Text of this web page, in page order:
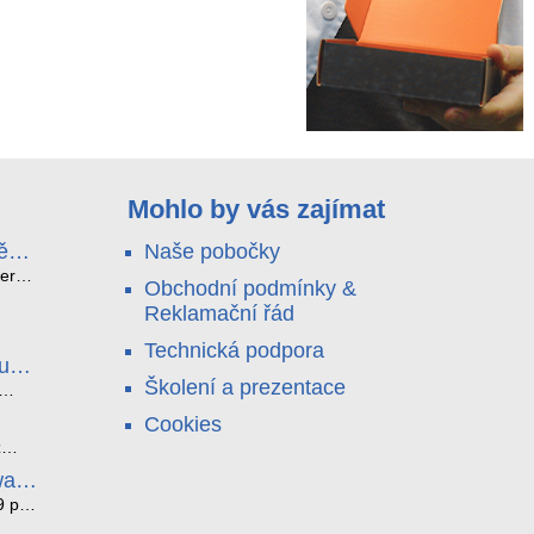
a
a
ze
Mohlo by vás zajímat
Naše pobočky
Obchodní podmínky &
Reklamační řád
Technická podpora
Školení a prezentace
Cookies